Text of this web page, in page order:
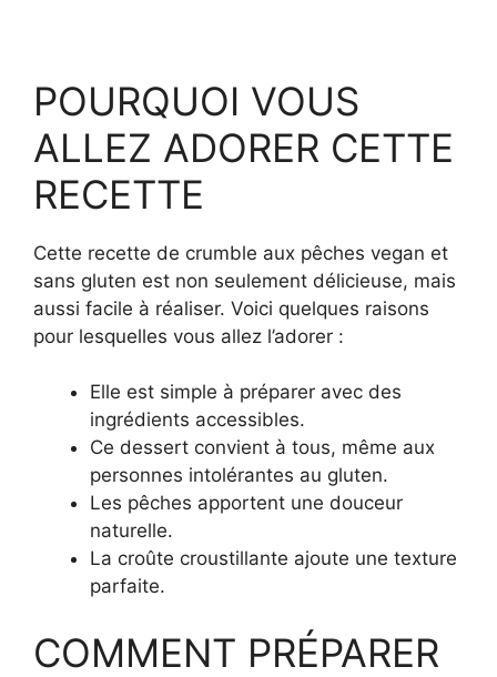
POURQUOI VOUS
ALLEZ ADORER CETTE
RECETTE
Cette recette de crumble aux pêches vegan et
sans gluten est non seulement délicieuse, mais
aussi facile à réaliser. Voici quelques raisons
pour lesquelles vous allez l’adorer :
Elle est simple à préparer avec des
ingrédients accessibles.
Ce dessert convient à tous, même aux
personnes intolérantes au gluten.
Les pêches apportent une douceur
naturelle.
La croûte croustillante ajoute une texture
parfaite.
COMMENT PRÉPARER